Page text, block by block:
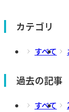
カテゴリ
すべて
過去の記事
すべて